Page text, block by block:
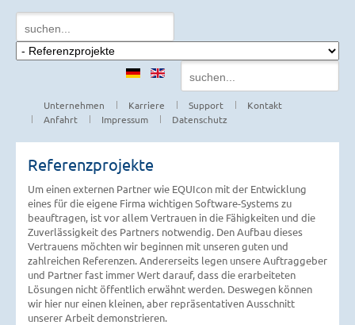
Unternehmen Karriere Support
Kontakt
Anfahrt
Impressum Datenschutz
Referenzprojekte
Um einen externen Partner wie EQUIcon mit der Entwicklung
eines für die eigene Firma wichtigen Software-Systems zu
beauftragen, ist vor allem Vertrauen in die Fähigkeiten und die
Zuverlässigkeit des Partners notwendig. Den Aufbau dieses
Vertrauens möchten wir beginnen mit unseren guten und
zahlreichen Referenzen. Andererseits legen unsere Auftraggeber
und Partner fast immer Wert darauf, dass die erarbeiteten
Lösungen nicht öffentlich erwähnt werden. Deswegen können
wir hier nur einen kleinen, aber repräsentativen Ausschnitt
unserer Arbeit demonstrieren.